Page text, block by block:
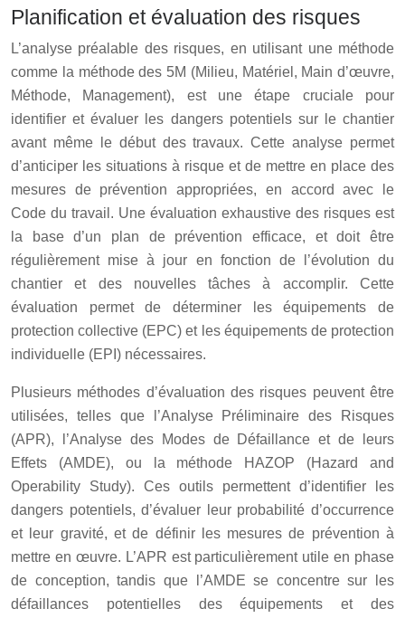
Planification et évaluation des risques
L’analyse préalable des risques, en utilisant une méthode
comme la méthode des 5M (Milieu, Matériel, Main d’œuvre,
Méthode, Management), est une étape cruciale pour
identifier et évaluer les dangers potentiels sur le chantier
avant même le début des travaux. Cette analyse permet
d’anticiper les situations à risque et de mettre en place des
mesures de prévention appropriées, en accord avec le
Code du travail. Une évaluation exhaustive des risques est
la base d’un plan de prévention efficace, et doit être
régulièrement mise à jour en fonction de l’évolution du
chantier et des nouvelles tâches à accomplir. Cette
évaluation permet de déterminer les équipements de
protection collective (EPC) et les équipements de protection
individuelle (EPI) nécessaires.
Plusieurs méthodes d’évaluation des risques peuvent être
utilisées, telles que l’Analyse Préliminaire des Risques
(APR), l’Analyse des Modes de Défaillance et de leurs
Effets (AMDE), ou la méthode HAZOP (Hazard and
Operability Study). Ces outils permettent d’identifier les
dangers potentiels, d’évaluer leur probabilité d’occurrence
et leur gravité, et de définir les mesures de prévention à
mettre en œuvre. L’APR est particulièrement utile en phase
de conception, tandis que l’AMDE se concentre sur les
défaillances potentielles des équipements et des